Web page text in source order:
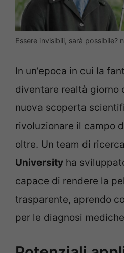
Essere invisibili, sarà possibile?
In un’epoca in cui la
diventare realtà giorno
nuova scoperta
rivoluzionare il campo
oltre. Un team di
University ha
capace di rendere la
trasparente, aprendo
per le diagnosi